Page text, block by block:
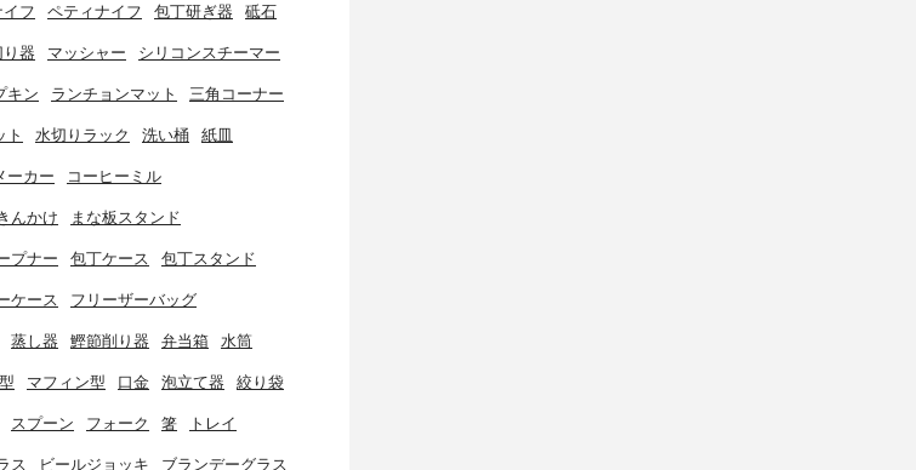
フ ペティナイフ 包丁研ぎ器 砥石
器 マッシャー シリコンスチーマー
キン ランチョンマット 三角コーナー
ト 水切りラック 洗い桶 紙皿
ーカー コーヒーミル
んかけ まな板スタンド
プナー 包丁ケース 包丁スタンド
ケース フリーザーバッグ
蒸し器 鰹節削り器 弁当箱 水筒
マフィン型 口金 泡立て器 絞り袋
スプーン フォーク 箸 トレイ
ス ビールジョッキ ブランデーグラス